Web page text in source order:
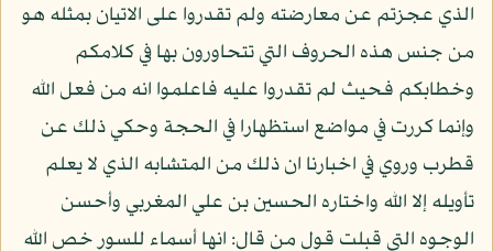
الذي عجزتم عن معارضته ولم تقدروا على الاتيان بمثله هو
من جنس هذه الحروف التي تتحاورون بها في كلامكم
وخطابكم فحيث لم تقدروا عليه فاعلموا انه من فعل الله
وإنما كررت في مواضع استظهارا في الحجة وحكي ذلك عن
قطرب وروي في اخبارنا ان ذلك من المتشابه الذي لا يعلم
تأويله إلا الله واختاره الحسين بن علي المغربي وأحسن
الوجوه التي قبلت قول من قال: انها أسماء للسور خص الله